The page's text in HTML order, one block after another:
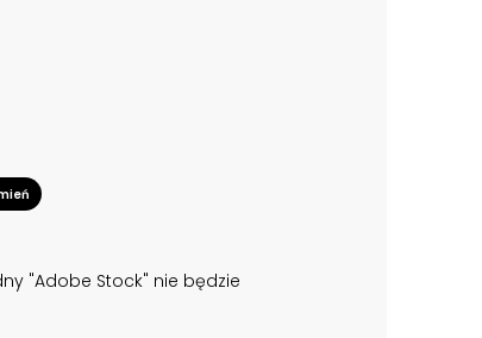
"Adobe Stock" nie będzie